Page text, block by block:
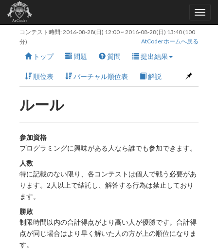
コンテスト時間: 2016-08-28(日) 12:00~ 2016-08-28(日) 13:40 (100
分)
AtCoderホームへ戻る
トップ 問題 質問 提出結果
順位表 バーチャル順位表 解説
ルール
参加資格
プログラミングに興味がある人なら誰でも参加できます。
人数
特に記載のない限り、各コンテストは個人で戦う必要があ
ります。2人以上で結託し、解答する行為は禁止しており
ます。
勝敗
制限時間以内の合計得点がより高い人が優勝です。合計得
点が同じ場合はより早く解いた人の方が上の順位になりま
す。